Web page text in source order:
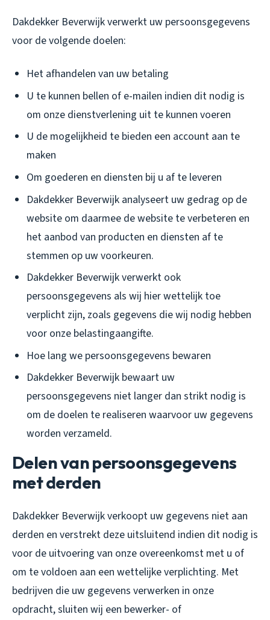
Dakdekker Beverwijk verwerkt uw persoonsgegevens
voor de volgende doelen:
Het afhandelen van uw betaling
U te kunnen bellen of e-mailen indien dit nodig is
om onze dienstverlening uit te kunnen voeren
U de mogelijkheid te bieden een account aan te
maken
Om goederen en diensten bij u af te leveren
Dakdekker Beverwijk analyseert uw gedrag op de
website om daarmee de website te verbeteren en
het aanbod van producten en diensten af te
stemmen op uw voorkeuren.
Dakdekker Beverwijk verwerkt ook
persoonsgegevens als wij hier wettelijk toe
verplicht zijn, zoals gegevens die wij nodig hebben
voor onze belastingaangifte.
Hoe lang we persoonsgegevens bewaren
Dakdekker Beverwijk bewaart uw
persoonsgegevens niet langer dan strikt nodig is
om de doelen te realiseren waarvoor uw gegevens
worden verzameld.
Delen van persoonsgegevens
met derden
Dakdekker Beverwijk verkoopt uw gegevens niet aan
derden en verstrekt deze uitsluitend indien dit nodig is
voor de uitvoering van onze overeenkomst met u of
om te voldoen aan een wettelijke verplichting. Met
bedrijven die uw gegevens verwerken in onze
opdracht, sluiten wij een bewerker- of